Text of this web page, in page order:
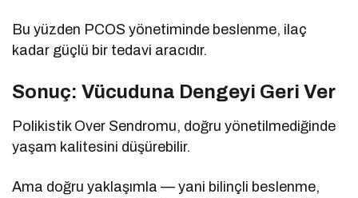
Bu yüzden PCOS yönetiminde beslenme, ilaç
kadar güçlü bir tedavi aracıdır.
Sonuç: Vücuduna Dengeyi Geri Ver
Polikistik Over Sendromu, doğru yönetilmediğinde
yaşam kalitesini düşürebilir.
Ama doğru yaklaşımla — yani bilinçli beslenme,